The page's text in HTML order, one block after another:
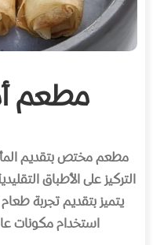
مطعم
مطعم مختص بتقديم
التركيز على الأطباق
يتميز بتقديم تجربة
استخدام مكونات